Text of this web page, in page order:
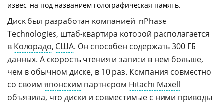
известна под названием голографическая память.
Диск был разработан компанией InPhase
Technologies, штаб-квартира которой располагается
в Колорадо, США. Он способен содержать 300 ГБ
данных. А скорость чтения и записи в нем больше,
чем в обычном диске, в 10 раз. Компания совместно
со своим японским партнером Hitachi Maxell
объявила, что диски и совместимые с ними приводы